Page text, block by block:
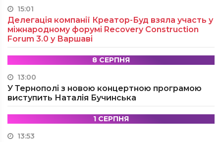
15:01
Делегація компанії Креатор-Буд взяла участь у
міжнародному форумі Recovery Construction
Forum 3.0 у Варшаві
8 СЕРПНЯ
13:00
У Тернополі з новою концертною програмою
виступить Наталія Бучинська
1 СЕРПНЯ
13:53